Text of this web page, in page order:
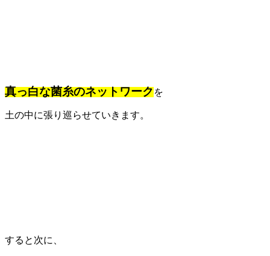
真っ白な菌糸のネットワークを
土の中に張り巡らせていきます。
すると次に、